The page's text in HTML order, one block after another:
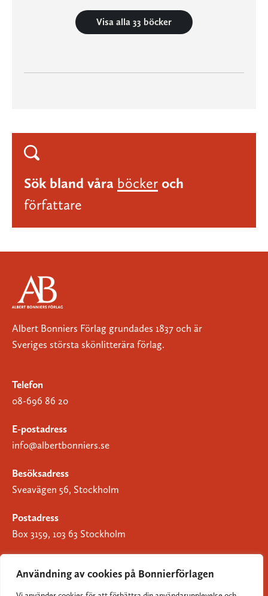
Användning av cookies på Bonnierförlagen
Visa alla 33 böcker
Sök bland våra böcker och
författare
Albert Bonniers Förlag grundades 1837 och är
Sveriges största skönlitterära förlag.
Telefon
08-696 86 20
E-postadress
info@albertbonniers.se
Besöksadress
Sveavägen 56, Stockholm
Postadress
Box 3159, 103 63 Stockholm